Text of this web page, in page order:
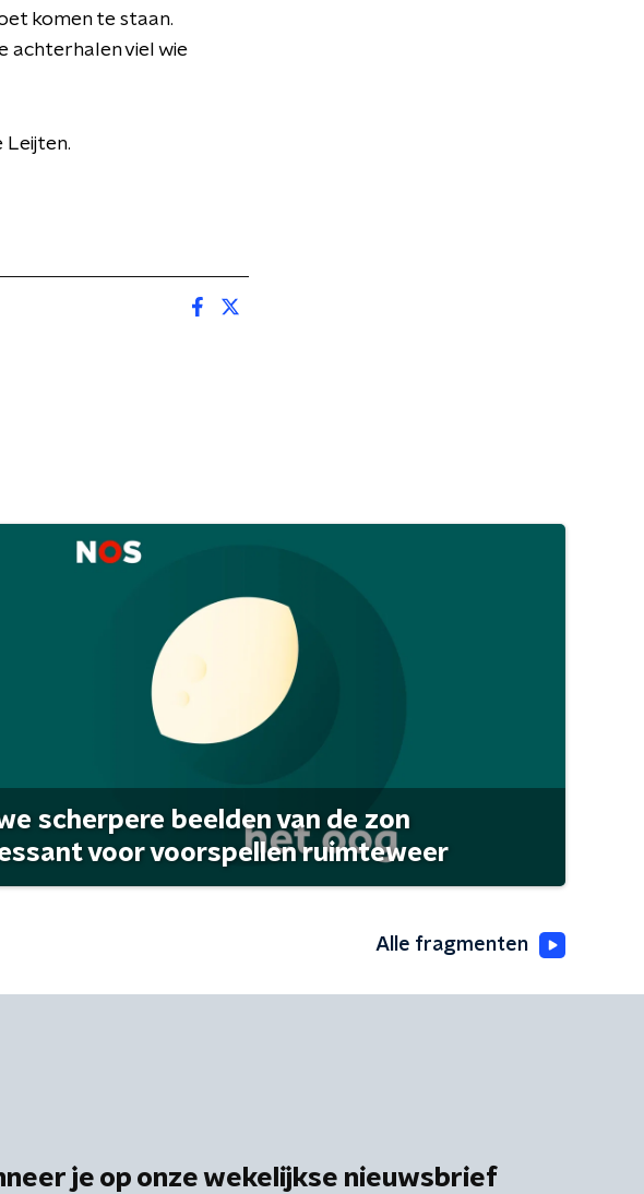
komen te staan.
achterhalen viel wie
Leijten.
scherpere beelden van de zon
voor voorspellen ruimteweer
Alle fragmenten
je op onze wekelijkse nieuwsbrief